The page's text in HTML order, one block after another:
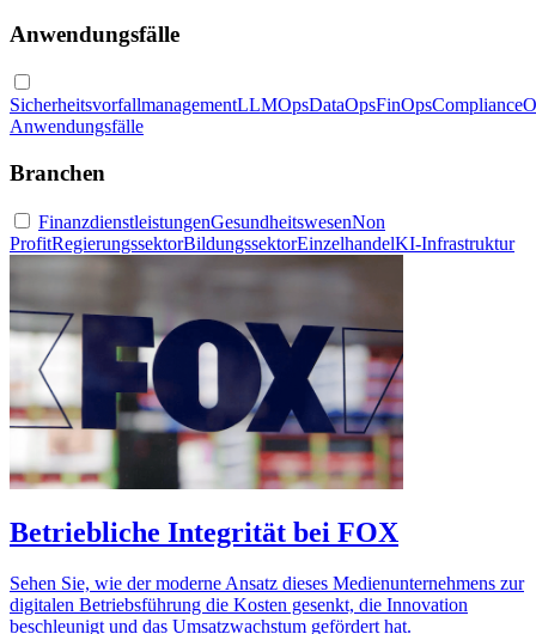
Anwendungsfälle
SicherheitsvorfallmanagementLLMOpsDataOpsFinOps
Anwendungsfälle
Branchen
FinanzdienstleistungenGesundheitswesenNon
ProfitRegierungssektorBildungssektorEinzelhandelKI-Infrastruktur
Betriebliche Integrität bei FOX
Sehen Sie, wie der moderne Ansatz dieses Medienunternehmens zur
digitalen Betriebsführung die Kosten gesenkt, die Innovation
beschleunigt und das Umsatzwachstum gefördert hat.